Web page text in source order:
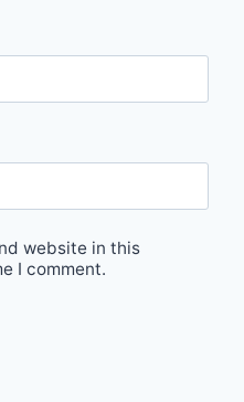
website in this
I comment.